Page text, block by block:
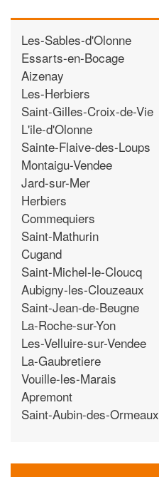
Les-Sables-d'Olonne
Essarts-en-Bocage
Aizenay
Les-Herbiers
Saint-Gilles-Croix-de-Vie
L'ile-d'Olonne
Sainte-Flaive-des-Loups
Montaigu-Vendee
Jard-sur-Mer
Herbiers
Commequiers
Saint-Mathurin
Cugand
Saint-Michel-le-Cloucq
Aubigny-les-Clouzeaux
Saint-Jean-de-Beugne
La-Roche-sur-Yon
Les-Velluire-sur-Vendee
La-Gaubretiere
Vouille-les-Marais
Apremont
Saint-Aubin-des-Ormeaux